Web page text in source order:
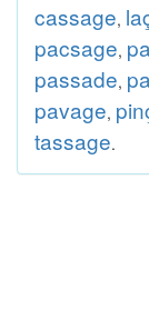
cassage,
pacsage,
passade,
pavage,
tassage.